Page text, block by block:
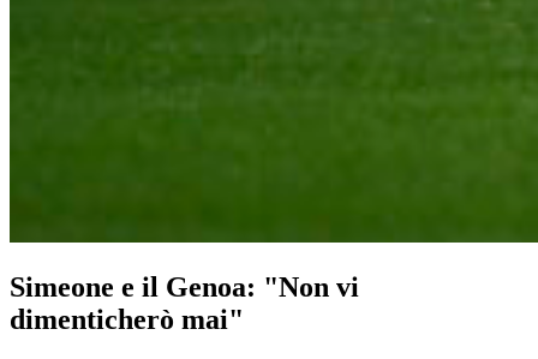
Simeone e il Genoa: "Non vi
dimenticherò mai"